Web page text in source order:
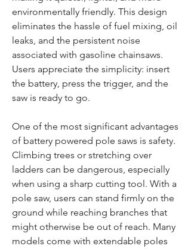
environmentally friendly. This design
eliminates the hassle of fuel mixing, oil
leaks, and the persistent noise
associated with gasoline chainsaws.
Users appreciate the simplicity: insert
the battery, press the trigger, and the
saw is ready to go.
One of the most significant advantages
of battery powered pole saws is safety.
Climbing trees or stretching over
ladders can be dangerous, especially
when using a sharp cutting tool. With a
pole saw, users can stand firmly on the
ground while reaching branches that
might otherwise be out of reach. Many
models come with extendable poles